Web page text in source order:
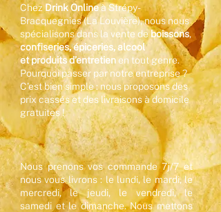
ChezDrink Onlineà Strépy-
Bracquegnies (La Louvière), nous nous
spécialisons dans la vente deboissons,
confiseries, épiceries, alcool
etproduits d’entretienen tout genre.
Pourquoi passer par notre entreprise ?
C’est bien simple : nous proposons des
prix cassés et des livraisons à domicile
gratuites !
Nous prenons vos commande 7j/7 et
nous vous livrons : le lundi, le mardi, le
mercredi, le jeudi, le vendredi, le
samedi et le dimanche. Nous mettons